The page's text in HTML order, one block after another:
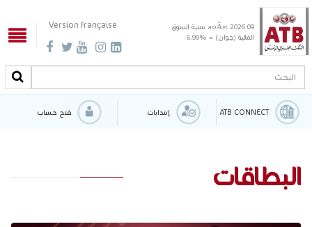
Version française 09 aoÃ»t 2026
نسبة السوق
المالية (جوان) = %6.99
البحث
ATB CONNECT إنتدابات فتح حساب
البطاقات